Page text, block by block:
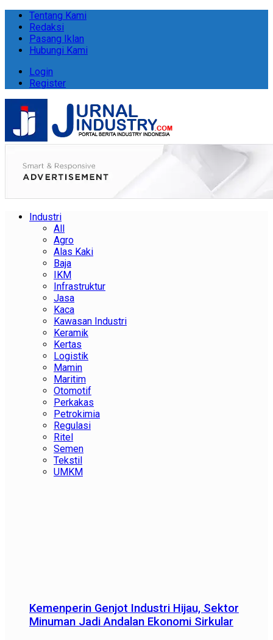
Tentang Kami
Redaksi
Pasang Iklan
Hubungi Kami
Login
Register
Industri
All
Agro
Alas Kaki
Baja
IKM
Infrastruktur
Jasa
Kaca
Kawasan Industri
Keramik
Kertas
Logistik
Mamin
Maritim
Otomotif
Perkakas
Petrokimia
Regulasi
Ritel
Semen
Tekstil
UMKM
Kemenperin Genjot Industri Hijau, Sektor
Minuman Jadi Andalan Ekonomi Sirkular